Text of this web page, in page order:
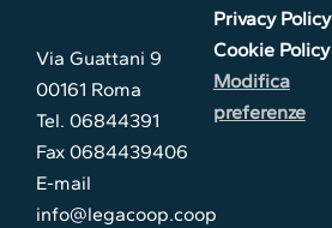
Via Guattani 9
00161 Roma
Tel. 06844391
Fax 0684439406
E-mail
info@legacoop.coop
Privacy Policy
Cookie Policy
Modifica
preferenze